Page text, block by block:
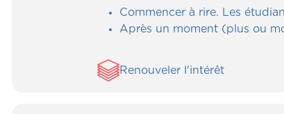
Commencer à rire. Les
Après un moment (plus ou
Renouveler l'intérêt